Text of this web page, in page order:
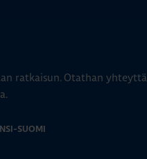
ratkaisun. Otathan yhteyttä
SUOMI